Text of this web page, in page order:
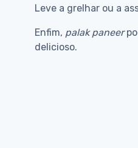
Leve a grelhar ou a
Enfim, palak paneer
delicioso.